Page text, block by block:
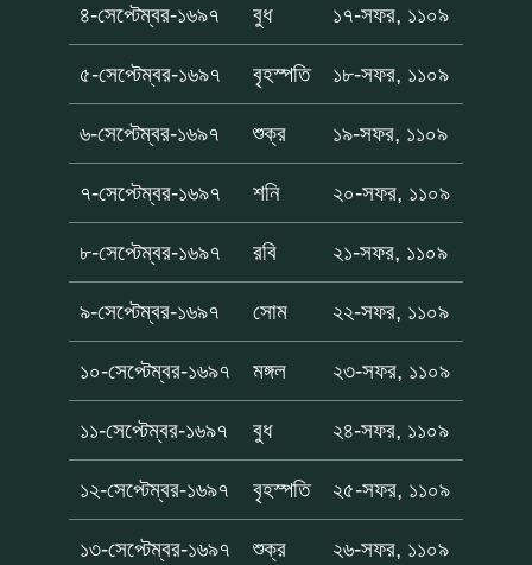
৪-সেপ্টেম্বর-১৬৯৭ বুধ ১৭-সফর, ১১০৯
৫-সেপ্টেম্বর-১৬৯৭ বৃহস্পতি ১৮-সফর, ১১০৯
৬-সেপ্টেম্বর-১৬৯৭ শুক্র ১৯-সফর, ১১০৯
৭-সেপ্টেম্বর-১৬৯৭ শনি ২০-সফর, ১১০৯
৮-সেপ্টেম্বর-১৬৯৭ রবি ২১-সফর, ১১০৯
৯-সেপ্টেম্বর-১৬৯৭ সোম ২২-সফর, ১১০৯
১০-সেপ্টেম্বর-১৬৯৭ মঙ্গল ২৩-সফর, ১১০৯
১১-সেপ্টেম্বর-১৬৯৭ বুধ ২৪-সফর, ১১০৯
১২-সেপ্টেম্বর-১৬৯৭ বৃহস্পতি ২৫-সফর, ১১০৯
১৩-সেপ্টেম্বর-১৬৯৭ শুক্র ২৬-সফর, ১১০৯